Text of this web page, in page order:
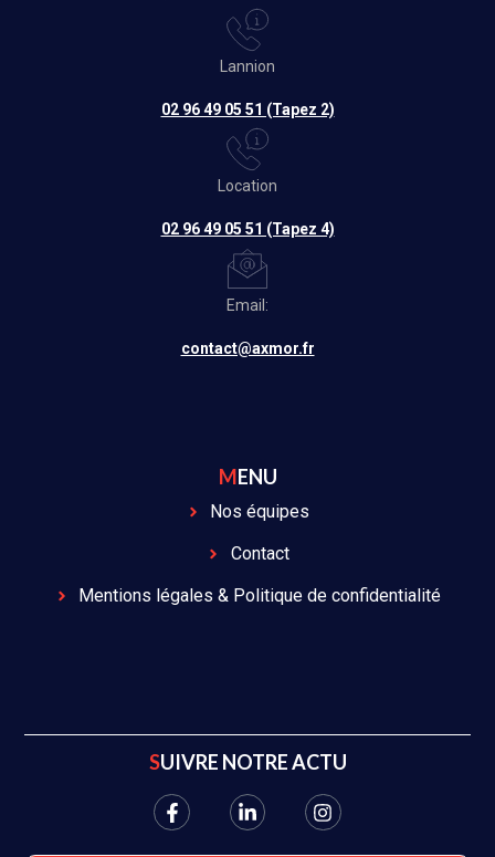
Lannion
02 96 49 05 51 (Tapez 2)
Location
02 96 49 05 51 (Tapez 4)
Email:
contact@axmor.fr
MENU
Nos équipes
Contact
Mentions légales & Politique de confidentialité
SUIVRE NOTRE ACTU